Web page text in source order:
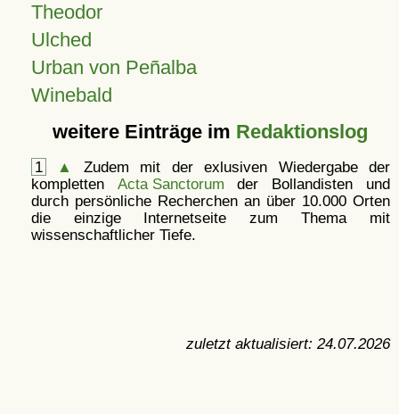
Theodor
Ulched
Urban von Peñalba
Winebald
weitere Einträge im Redaktionslog
1 ▲
Zudem mit der exlusiven Wiedergabe der
kompletten Acta Sanctorum der Bollandisten und
durch persönliche Recherchen an über 10.000 Orten
die einzige Internetseite zum Thema mit
wissenschaftlicher Tiefe.
zuletzt aktualisiert: 24.07.2026